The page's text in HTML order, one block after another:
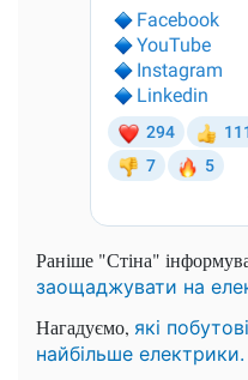
Раніше "Стіна"
заощаджувати на
Нагадуємо, які
найбільше електрики.